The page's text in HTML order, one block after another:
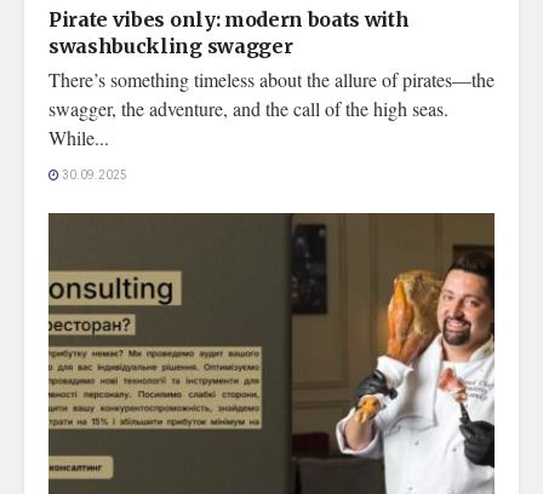
Pirate vibes only: modern boats with
swashbuckling swagger
There’s something timeless about the allure of pirates—the
swagger, the adventure, and the call of the high seas.
While...
30.09.2025